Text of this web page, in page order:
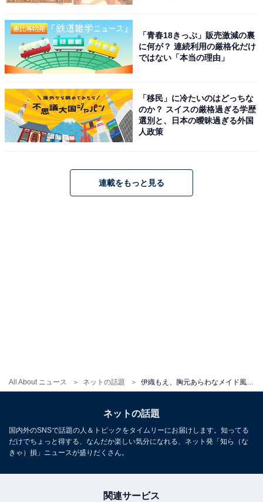
All About ニュース ネットの話題
「青春18きっぷ」販売激減の裏
に何が？ 連続利用の厳格化だけ
ではない「本当の理由」
「移民」に冷たいのはどっちな
のか？ スイスの厳格過ぎる学歴
選別と、日本の曖昧過ぎる外国
人政策
連載をもっと見る
ネットの話題
国内外のSNSで話題の人＆トピックをタイムリーにお届けします。知ってる
だけでちょっと得する、なんだか楽しい気分になれる、ネット発「知ら（な
きゃ）損」ニュースが盛りだくさん。
関連サービス